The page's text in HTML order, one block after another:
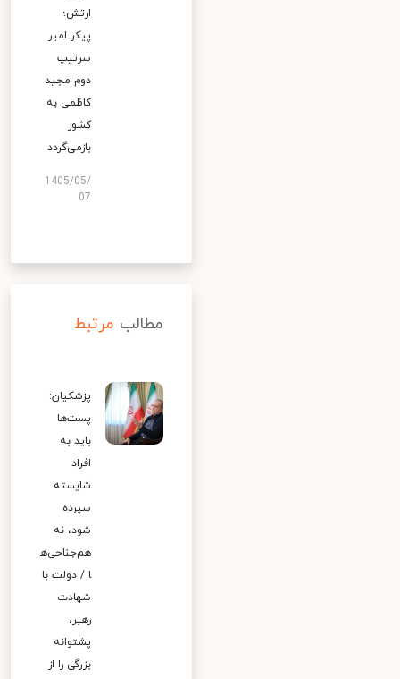
ارتش؛
پیکر امیر
سرتیپ
دوم مجید
کاظمی به
کشور
بازمی‌گردد
1405/05/
07
مطالب مرتبط
پزشکیان:
پست‌ها
باید به
افراد
شایسته
سپرده
شود، نه
هم‌جناحی‌ه
ا / دولت با
شهادت
رهبر،
پشتوانه
بزرگی را از